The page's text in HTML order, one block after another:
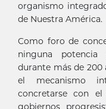
organismo
de Nuestra América.
Como foro de
ninguna potencia
durante más de 200
el mecanismo
concretarse con
gobiernos